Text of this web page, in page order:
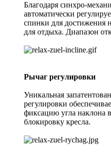
Благодаря синхро-
автоматически
спинки для достижения
для отдыха. Диапазон
Рычаг регулировки
Уникальная
регулировки
фиксацию угла
блокировку кресла.